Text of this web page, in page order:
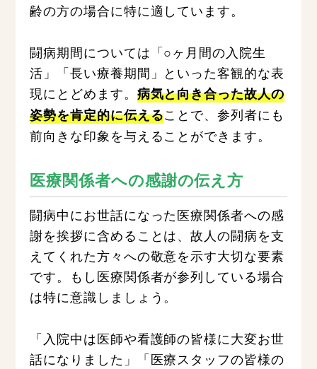
齢の方の場合に特に適しています。
闘病期間については「○ヶ月間の入院生
活」「長い療養期間」といった客観的な表
現にとどめます。 病気と向き合った故人の
姿勢を肯定的に伝えることで、参列者にも
前向きな印象を与えることができます。
医療関係者への感謝の伝え方
闘病中にお世話になった医療関係者への感
謝を挨拶に含めることは、故人の闘病を支
えてくれた方々への敬意を示す大切な要素
です。もし医療関係者が参列している場合
は特に意識しましょう。
「入院中は医師や看護師の皆様に大変お世
話になりました」「医療スタッフの皆様の